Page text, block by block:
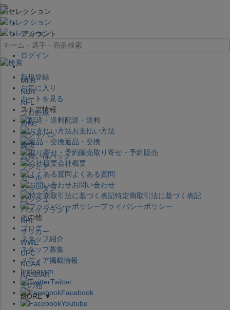
×
アカウント
ログイン
新規登録
お気に入り
カートを見る
ストア情報
配送・送料
お支払い方法
返品・交換
取り寄せ・予約販売
会社概要
よくある質問
お問い合わせ
特定商取引法に基づく表記
プライバシーポリシー
その他
ブログ
スタッフ紹介
スタッフ募集
メディア掲載情報
Instagram
Twitter
Facebook
Youtube
MLB
NBA
NFL
プロ野球
WBC
侍ジャパン
福袋
お買い得パック
プレミア
セール
ジョーダン
バッシュ
バスケブランド
NHL
サッカー
WWE
UFC
NCAA
NASCAR
その他
MORE ▼